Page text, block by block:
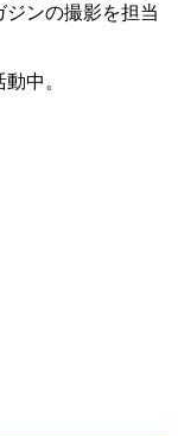
ジンの撮影を担当
中。